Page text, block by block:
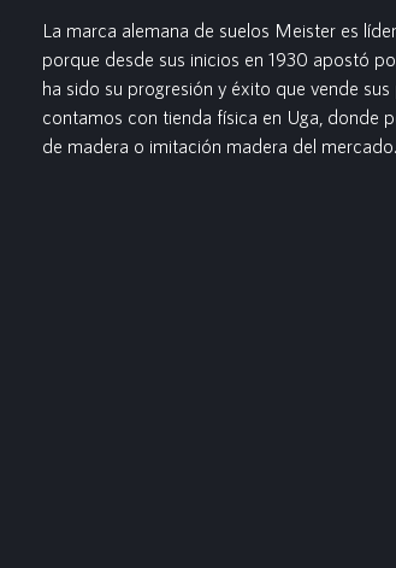
La marca alemana de suelos Meister es
porque desde sus inicios en 1930 apostó
ha sido su progresión y éxito que vende
contamos con tienda física en Uga, donde
de madera o imitación madera del mercado.